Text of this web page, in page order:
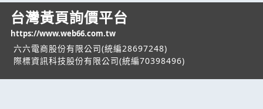
台灣黃頁詢價平台
https://www.web66.com.tw
六六電商股份有限公司(統編28697248)
際標資訊科技股份有限公司(統編70398496)